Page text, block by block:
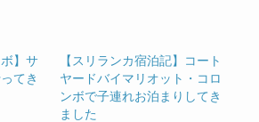
】サ
てき
【スリランカ宿泊記】コート
ヤードバイマリオット・コロ
ンボで子連れお泊まりしてき
ました